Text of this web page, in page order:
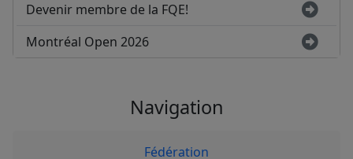
Devenir membre de la FQE!
Montréal Open 2026
Navigation
Fédération